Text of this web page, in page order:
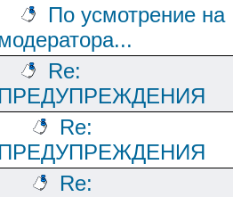
По усмотрение на
Re:
ПРЕДУПРЕЖДЕНИЯ
Re:
ПРЕДУПРЕЖДЕНИЯ
Re: